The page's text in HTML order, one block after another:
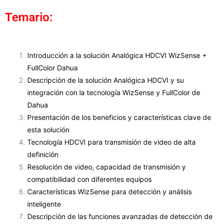
Temario:
Introducción a la solución Analógica HDCVI WizSense +
FullColor Dahua
Descripción de la solución Analógica HDCVI y su
integración con la tecnología WizSense y FullColor de
Dahua
Presentación de los beneficios y características clave de
esta solución
Tecnología HDCVI para transmisión de video de alta
definición
Resolución de video, capacidad de transmisión y
compatibilidad con diferentes equipos
Características WizSense para detección y análisis
inteligente
Descripción de las funciones avanzadas de detección de